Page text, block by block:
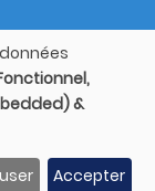
&
Accepter